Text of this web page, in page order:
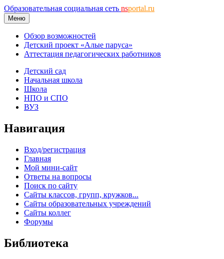
Образовательная социальная сеть nsportal.ru
Меню
Обзор возможностей
Детский проект «Алые паруса»
Аттестация педагогических работников
Детский сад
Начальная школа
Школа
НПО и СПО
ВУЗ
Навигация
Вход/регистрация
Главная
Мой мини-сайт
Ответы на вопросы
Поиск по сайту
Сайты классов, групп, кружков...
Сайты образовательных учреждений
Сайты коллег
Форумы
Библиотека